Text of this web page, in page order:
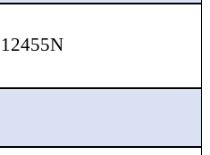
12455N